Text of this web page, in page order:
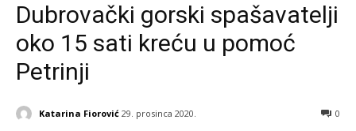
Dubrovački gorski spašavatelji
oko 15 sati kreću u pomoć
Petrinji
Katarina Fiorović 29. prosinca 2020. 0